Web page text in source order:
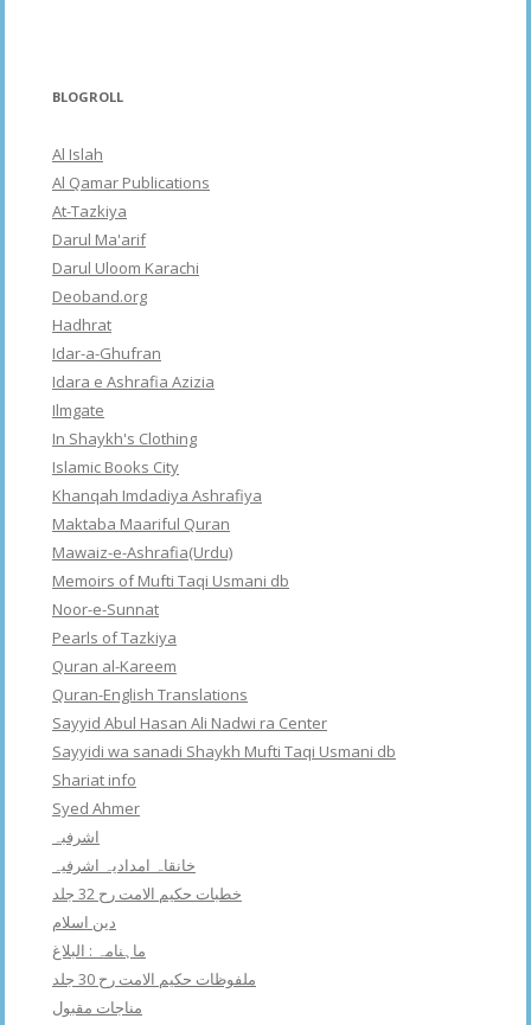
BLOGROLL
Al Islah
Al Qamar Publications
At-Tazkiya
Darul Ma'arif
Darul Uloom Karachi
Deoband.org
Hadhrat
Idar-a-Ghufran
Idara e Ashrafia Azizia
Ilmgate
In Shaykh's Clothing
Islamic Books City
Khanqah Imdadiya Ashrafiya
Maktaba Maariful Quran
Mawaiz-e-Ashrafia(Urdu)
Memoirs of Mufti Taqi Usmani db
Noor-e-Sunnat
Pearls of Tazkiya
Quran al-Kareem
Quran-English Translations
Sayyid Abul Hasan Ali Nadwi ra Center
Sayyidi wa sanadi Shaykh Mufti Taqi Usmani db
Shariat info
Syed Ahmer
اشرفبہ
خانقاہ امدادیہ اشرفیہ
خطبات حکیم الامت رح 32 جلد
دین اسلام
ماہنامہ : البلاغ
ملفوظات حکیم الامت رح 30 جلد
مناجات مقبول